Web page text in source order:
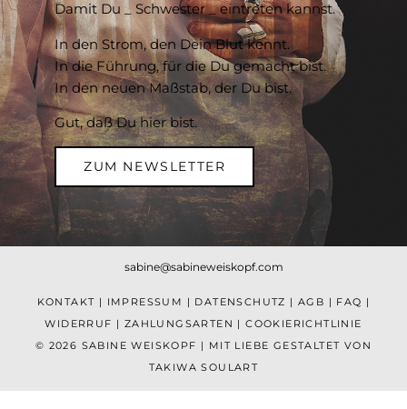
Damit Du _ Schwester _ eintreten kannst.
In den Strom, den Dein Blut kennt.
In die Führung, für die Du gemacht bist.
In den neuen Maßstab, der Du bist.
Gut, daß Du hier bist.
ZUM NEWSLETTER
sabine@sabineweiskopf.com
KONTAKT | IMPRESSUM | DATENSCHUTZ | AGB | FAQ |
WIDERRUF | ZAHLUNGSARTEN |COOKIERICHTLINIE
© 2026 SABINE WEISKOPF | MIT LIEBE GESTALTET VON
TAKIWA SOULART